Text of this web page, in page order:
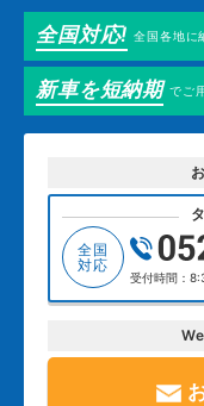
全国対応! 全国各地に
新車を短納期 でご
全国
対応
受付時間：